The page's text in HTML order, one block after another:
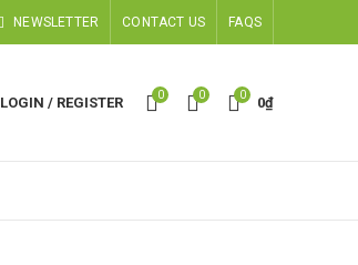
NEWSLETTER CONTACT US FAQS
LOGIN / REGISTER 0 0 0 0₫